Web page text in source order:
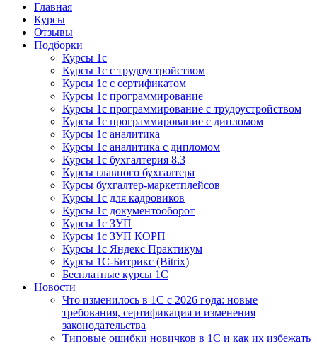
Курсы 1С
Курсы 1С официальная сертификация
Главная
Курсы
Отзывы
Подборки
Курсы 1с
Курсы 1с с трудоустройством
Курсы 1с с сертификатом
Курсы 1с программирование
Курсы 1с программирование с трудоустройством
Курсы 1с программирование с дипломом
Курсы 1с аналитика
Курсы 1с аналитика с дипломом
Курсы 1с бухгалтерия 8.3
Курсы главного бухгалтера
Курсы бухгалтер-маркетплейсов
Курсы 1с для кадровиков
Курсы 1с документооборот
Курсы 1с ЗУП
Курсы 1с ЗУП КОРП
Курсы 1с Яндекс Практикум
Курсы 1С-Битрикс (Bitrix)
Бесплатные курсы 1С
Новости
Что изменилось в 1С с 2026 года: новые
требования, сертификация и изменения
законодательства
Типовые ошибки новичков в 1С и как их избежать